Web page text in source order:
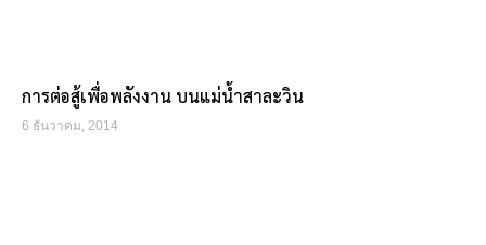
การต่อสู้เพื่อพลังงาน บนแม่น้ำสาละวิน
6 ธันวาคม, 2014